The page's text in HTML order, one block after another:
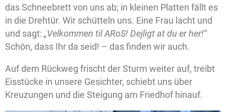
das Schneebrett von uns ab; in kleinen Platten fällt es
in die Drehtür. Wir schütteln uns. Eine Frau lacht und
und sagt: „Velkommen til ARoS!Dejligt at du er her!“
Schön, dass Ihr da seid! – das finden wir auch.
Auf dem Rückweg frischt der Sturm weiter auf, treibt
Eisstücke in unsere Gesichter, schiebt uns über
Kreuzungen und die Steigung am Friedhof hinauf.